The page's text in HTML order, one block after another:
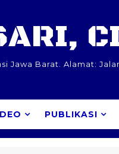
Barat. Alamat:
PUBLIKASI